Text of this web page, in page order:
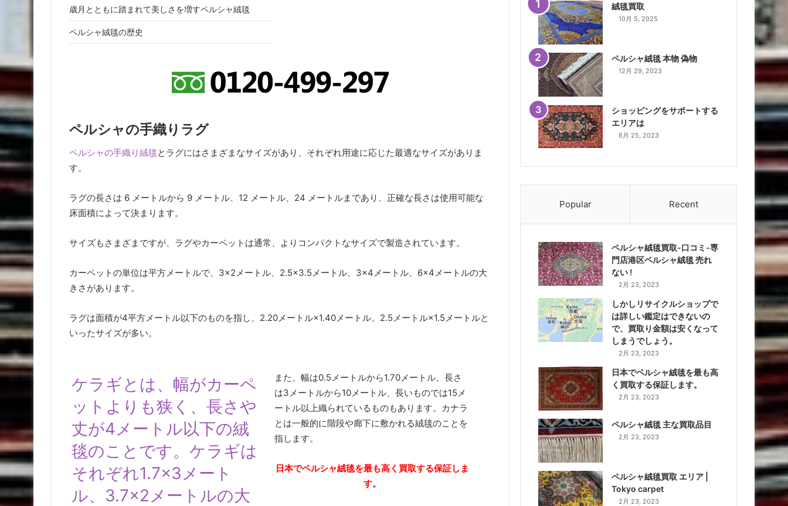
歳月とともに踏まれて美しさを増すペルシャ絨毯
ペルシャ絨毯の歴史
ペルシャの手織りラグ
ペルシャの手織り絨毯とラグにはさまざまなサイズがあり、それぞれ用途に応じた最適なサイズがありま
す。
ラグの長さは 6 メートルから 9 メートル、12 メートル、24 メートルまであり、正確な長さは使用可能な
床面積によって決まります。
サイズもさまざまですが、ラグやカーペットは通常、よりコンパクトなサイズで製造されています。
カーペットの単位は平方メートルで、3×2メートル、2.5×3.5メートル、3×4メートル、6×4メートルの大
きさがあります。
ラグは面積が4平方メートル以下のものを指し、2.20メートル×1.40メートル、2.5メートル×1.5メートルと
いったサイズが多い。
ケラギとは、幅がカーペ
ットよりも狭く、長さや
丈が4メートル以下の絨
毯のことです。ケラギは
それぞれ1.7×3メート
ル、3.7×2メートルの大
また、幅は0.5メートルから1.70メートル、長さ
は3メートルから10メートル、長いものでは15メ
ートル以上織られているものもあります。カナラ
とは一般的に階段や廊下に敷かれる絨毯のことを
指します。
日本でペルシャ絨毯を最も高く買取する保証しま
す。
絨毯買取
10月 5, 2025
ペルシャ絨毯 本物 偽物
12月 29, 2023
ショッピングをサポートする
エリアは
6月 25, 2023
Popular Recent
ペルシャ絨毯買取-口コミ-専
門店港区ペルシャ絨毯 売れ
ない !
2月 23, 2023
しかしリサイクルショップで
は詳しい鑑定はできないの
で、買取り金額は安くなって
しまうでしょう。
2月 23, 2023
日本でペルシャ絨毯を最も高
く買取する保証します。
2月 23, 2023
ペルシャ絨毯 主な買取品目
2月 23, 2023
ペルシャ絨毯買取 エリア |
Tokyo carpet
2月 23, 2023